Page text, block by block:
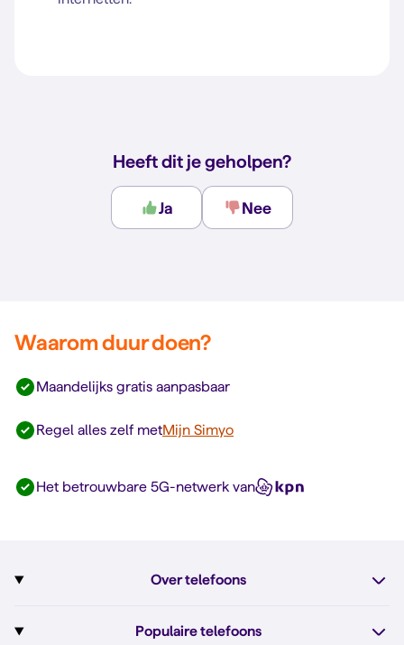
Heeft dit je geholpen?
Ja Nee
Waarom duur doen?
Maandelijks gratis aanpasbaar
Regel alles zelf metMijn Simyo
Het betrouwbare 5G-netwerk van
Over telefoons
Populaire telefoons